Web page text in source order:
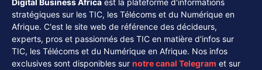
Digital Business Africa est la plateforme d'informations
stratégiques sur les TIC, les Télécoms et du Numérique en
Afrique. C'est le site web de référence des décideurs,
experts, pros et passionnés des TIC en matière d'infos sur
TIC, les Télécoms et du Numérique en Afrique. Nos infos
exclusives sont disponibles sur notre canal Telegram et sur